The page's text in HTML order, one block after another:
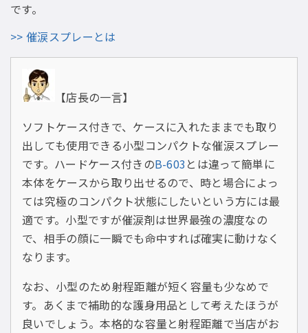
です。
>> 催涙スプレーとは
【店長の一言】
ソフトケース付きで、ケースに入れたままでも取り
出しても使用できる小型コンパクトな催涙スプレー
です。ハードケース付きのB-603とは違って簡単に
本体をケースから取り出せるので、時と場合によっ
ては究極のコンパクト状態にしたいという方には最
適です。小型ですが催涙剤は世界最強の濃度なの
で、相手の顔に一瞬でも命中すれば確実に動けなく
なります。
なお、小型のため射程距離が短く容量も少なめで
す。あくまで補助的な護身用品として考えたほうが
良いでしょう。本格的な容量と射程距離で当店がお